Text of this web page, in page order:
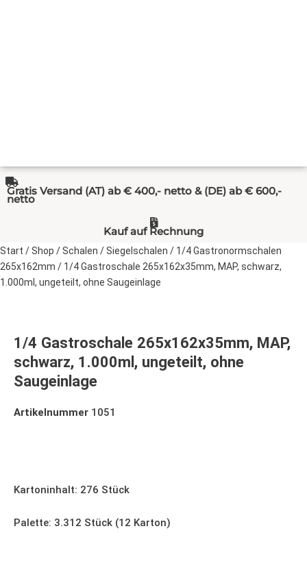
Gratis Versand (AT) ab € 400,- netto & (DE) ab € 600,-
netto
Kauf auf Rechnung
Start /Shop /Schalen /Siegelschalen / 1/4 Gastronormschalen
265x162mm / 1/4 Gastroschale 265x162x35mm, MAP, schwarz,
1.000ml, ungeteilt, ohne Saugeinlage
1/4 Gastroschale 265x162x35mm, MAP,
schwarz, 1.000ml, ungeteilt, ohne
Saugeinlage
Artikelnummer 1051
Kartoninhalt: 276 Stück
Palette: 3.312 Stück (12 Karton)